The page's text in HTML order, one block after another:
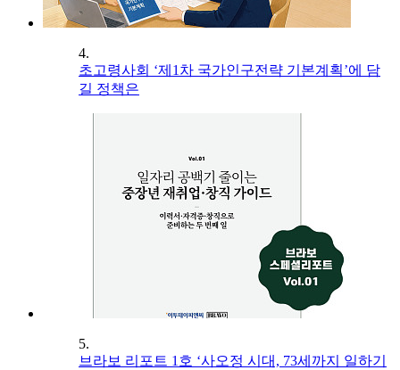
4.
초고령사회 ‘제1차 국가인구전략 기본계획’에 담
길 정책은
5.
브라보 리포트 1호 ‘사오정 시대, 73세까지 일하기